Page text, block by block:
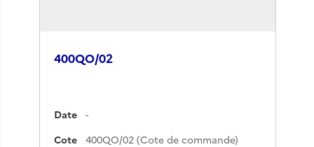
400QO/02
Date
-
Cote
400QO/02 (Cote de commande)